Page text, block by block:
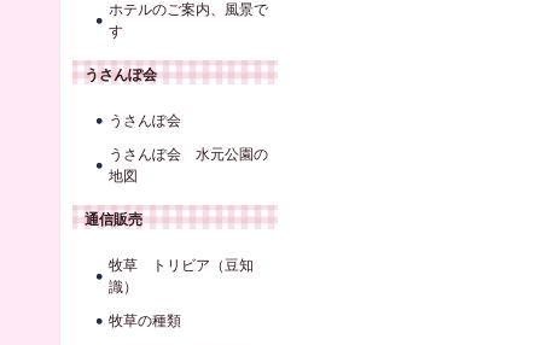
ホテルのご案内、風景で
す
うさんぽ会
うさんぽ会
うさんぽ会 水元公園の
地図
通信販売
牧草 トリビア（豆知
識）
牧草の種類